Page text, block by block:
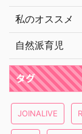
私のオススメ
自然派育児
タグ
JOINALIVE